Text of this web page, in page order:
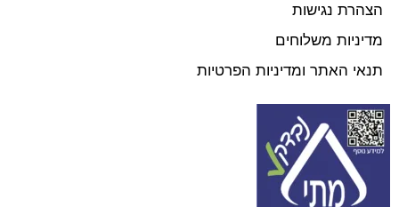
הצהרת נגישות
מדיניות משלוחים
תנאי האתר ומדיניות הפרטיות